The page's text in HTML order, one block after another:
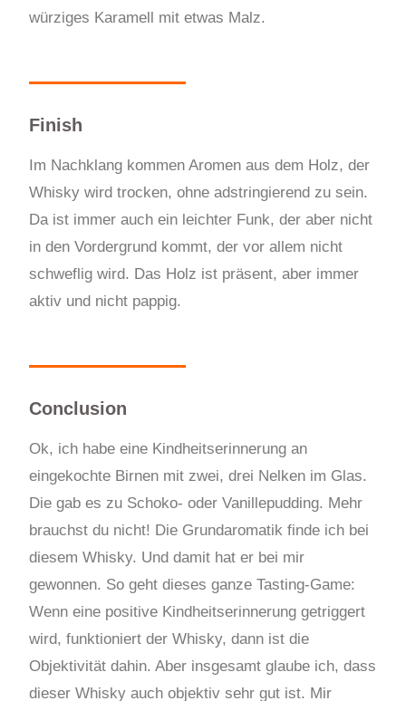
würziges Karamell mit etwas Malz.
Finish
Im Nachklang kommen Aromen aus dem Holz, der
Whisky wird trocken, ohne adstringierend zu sein.
Da ist immer auch ein leichter Funk, der aber nicht
in den Vordergrund kommt, der vor allem nicht
schweflig wird. Das Holz ist präsent, aber immer
aktiv und nicht pappig.
Conclusion
Ok, ich habe eine Kindheitserinnerung an
eingekochte Birnen mit zwei, drei Nelken im Glas.
Die gab es zu Schoko- oder Vanillepudding. Mehr
brauchst du nicht! Die Grundaromatik finde ich bei
diesem Whisky. Und damit hat er bei mir
gewonnen. So geht dieses ganze Tasting-Game:
Wenn eine positive Kindheitserinnerung getriggert
wird, funktioniert der Whisky, dann ist die
Objektivität dahin. Aber insgesamt glaube ich, dass
dieser Whisky auch objektiv sehr gut ist. Mir